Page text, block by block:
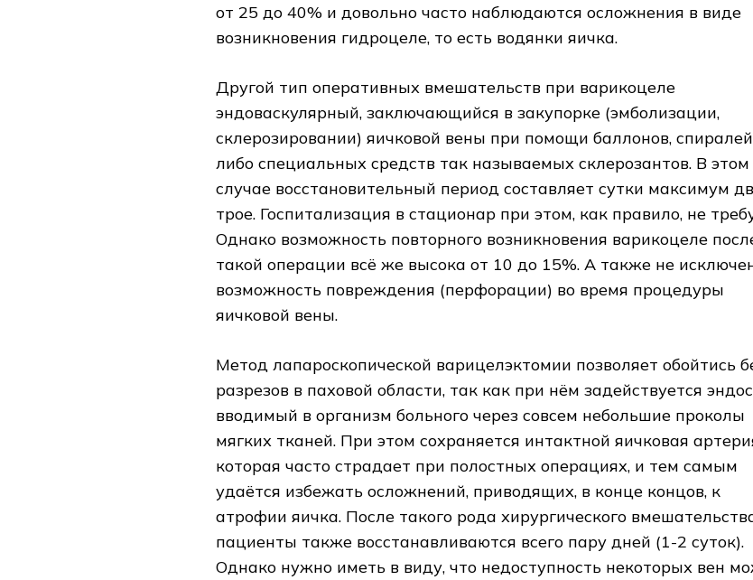
от 25 до 40% и довольно часто наблюдаются осложнения в виде
возникновения гидроцеле, то есть водянки яичка.
Другой тип оперативных вмешательств при варикоцеле
эндоваскулярный, заключающийся в закупорке (эмболизации,
склерозировании) яичковой вены при помощи баллонов, спиралей
либо специальных средств так называемых склерозантов. В этом
случае восстановительный период составляет сутки максимум
трое. Госпитализация в стационар при этом, как правило, не
Однако возможность повторного возникновения варикоцеле
такой операции всё же высока от 10 до 15%. А также не
возможность повреждения (перфорации) во время процедуры
яичковой вены.
Метод лапароскопической варицелэктомии позволяет обойтись
разрезов в паховой области, так как при нём задействуется
вводимый в организм больного через совсем небольшие проколы
мягких тканей. При этом сохраняется интактной яичковая
которая часто страдает при полостных операциях, и тем самым
удаётся избежать осложнений, приводящих, в конце концов, к
атрофии яичка. После такого рода хирургического
пациенты также восстанавливаются всего пару дней (1-2 суток).
Однако нужно иметь в виду, что недоступность некоторых вен